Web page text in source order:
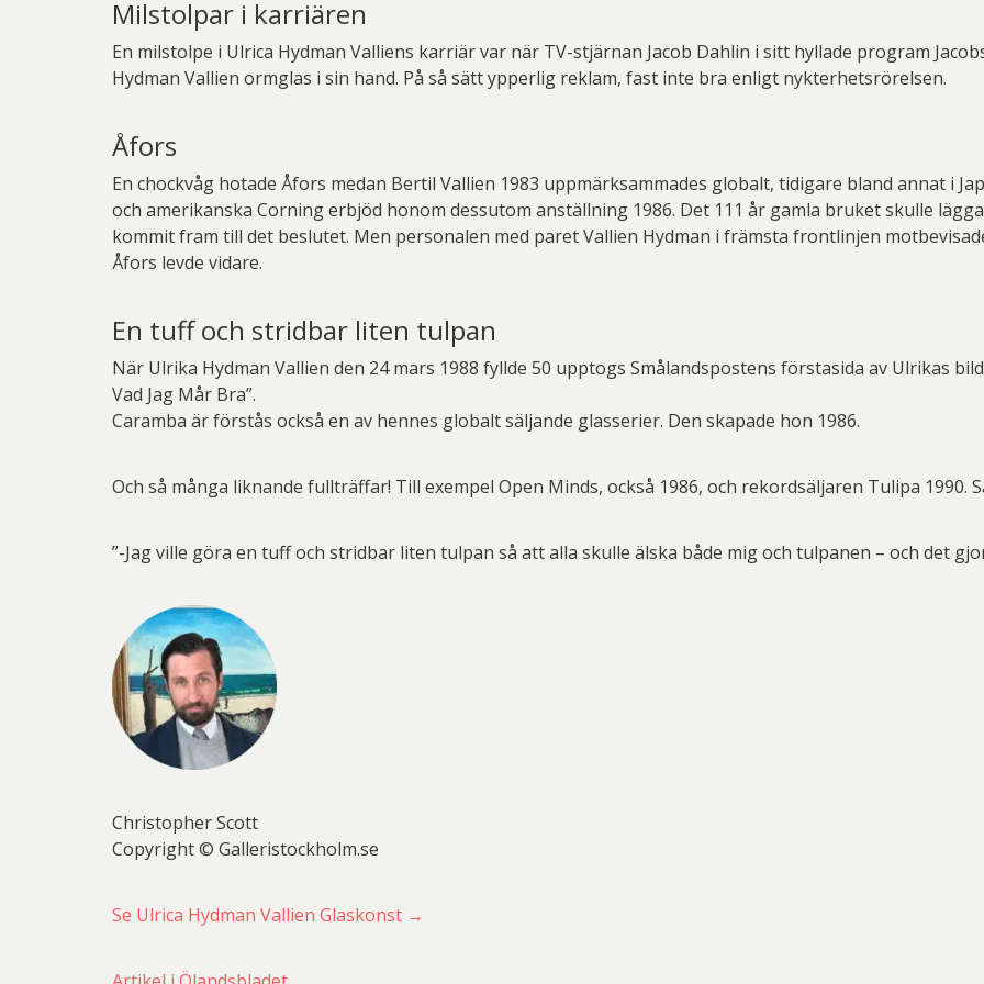
Milstolpar i karriären
En milstolpe i Ulrica Hydman Valliens karriär var när TV-stjärnan Jacob Dahlin i sitt hyllade program
Hydman Vallien ormglas i sin hand. På så sätt ypperlig reklam, fast inte bra enligt nykterhetsrörelsen.
Åfors
En chockvåg hotade Åfors medan Bertil Vallien 1983 uppmärksammades globalt, tidigare bland annat i
och amerikanska Corning erbjöd honom dessutom anställning 1986. Det 111 år gamla bruket skulle
kommit fram till det beslutet. Men personalen med paret Vallien Hydman i främsta frontlinjen
Åfors levde vidare.
En tuff och stridbar liten tulpan
När Ulrika Hydman Vallien den 24 mars 1988 fyllde 50 upptogs Smålandspostens förstasida av Ulrikas
Vad Jag Mår Bra”.
Caramba är förstås också en av hennes globalt säljande glasserier. Den skapade hon 1986.
Och så många liknande fullträffar! Till exempel Open Minds, också 1986, och rekordsäljaren Tulipa 1990.
”-Jag ville göra en tuff och stridbar liten tulpan så att alla skulle älska både mig och tulpanen – och det
Christopher Scott
Copyright © Galleristockholm.se
Se Ulrica Hydman Vallien Glaskonst →